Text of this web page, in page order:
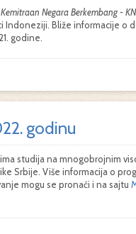
Kemitraan Negara Berkembang -
Bliže informacije o
godine.
godinu
studija na mnogobrojnim
Srbije. Više informacija o
mogu se pronaći i na sajtu